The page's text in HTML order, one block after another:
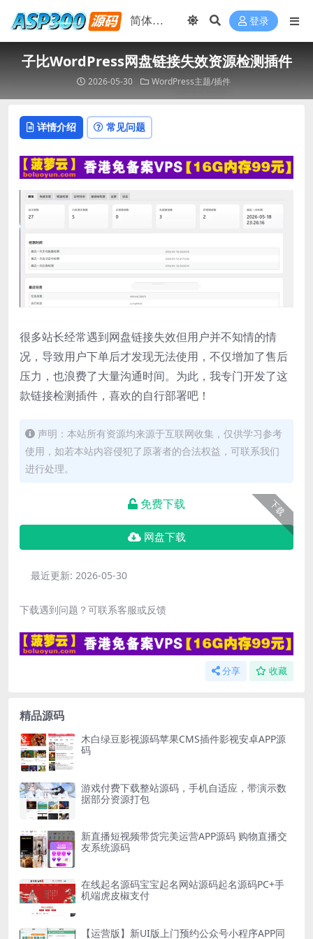
登录
子比WordPress网盘链接失效资源检测插件
2026-05-30 WordPress主题/插件
详情介绍 常见问题
很多站长经常遇到网盘链接失效但用户并不知情的情
况，导致用户下单后才发现无法使用，不仅增加了售后
压力，也浪费了大量沟通时间。为此，我专门开发了这
款链接检测插件，喜欢的自行部署吧！
声明：本站所有资源均来源于互联网收集，仅供学习参考
使用，如若本站内容侵犯了原著者的合法权益，可联系我们
进行处理。
下载
免费下载
网盘下载
最近更新: 2026-05-30
下载遇到问题？可联系客服或反馈
分享 收藏
精品源码
木白绿豆影视源码苹果CMS插件影视安卓APP源
码
游戏付费下载整站源码，手机自适应，带演示数
据部分资源打包
新直播短视频带货完美运营APP源码 购物直播交
友系统源码
在线起名源码宝宝起名网站源码起名源码PC+手
机端虎皮椒支付
【运营版】新UI版上门预约公众号小程序APP同